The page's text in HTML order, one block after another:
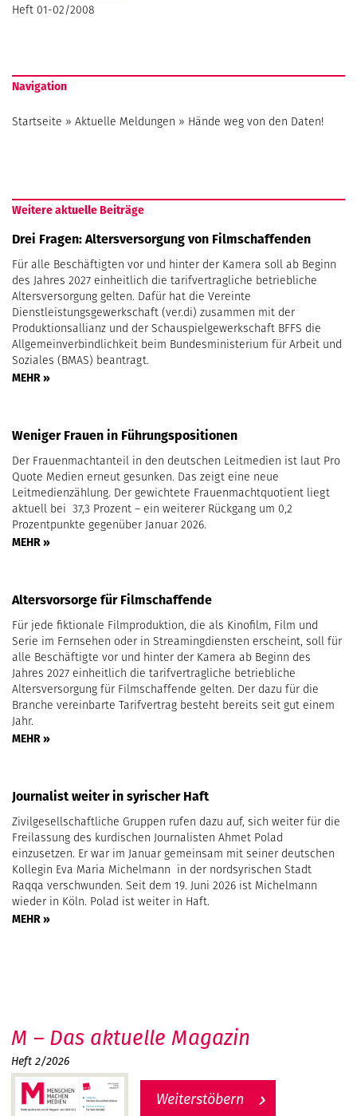
Heft 01-02/2008
Navigation
Startseite » Aktuelle Meldungen » Hände weg von den Daten!
Weitere aktuelle Beiträge
Drei Fragen: Altersversorgung von Filmschaffenden
Für alle Beschäftigten vor und hinter der Kamera soll ab Beginn
des Jahres 2027 einheitlich die tarifvertragliche betriebliche
Altersversorgung gelten. Dafür hat die Vereinte
Dienstleistungsgewerkschaft (ver.di) zusammen mit der
Produktionsallianz und der Schauspielgewerkschaft BFFS die
Allgemeinverbindlichkeit beim Bundesministerium für Arbeit und
Soziales (BMAS) beantragt.
MEHR »
Weniger Frauen in Führungspositionen
Der Frauenmachtanteil in den deutschen Leitmedien ist laut Pro
Quote Medien erneut gesunken. Das zeigt eine neue
Leitmedienzählung. Der gewichtete Frauenmachtquotient liegt
aktuell bei 37,3 Prozent – ein weiterer Rückgang um 0,2
Prozentpunkte gegenüber Januar 2026.
MEHR »
Altersvorsorge für Filmschaffende
Für jede fiktionale Filmproduktion, die als Kinofilm, Film und
Serie im Fernsehen oder in Streamingdiensten erscheint, soll für
alle Beschäftigte vor und hinter der Kamera ab Beginn des
Jahres 2027 einheitlich die tarifvertragliche betriebliche
Altersversorgung für Filmschaffende gelten. Der dazu für die
Branche vereinbarte Tarifvertrag besteht bereits seit gut einem
Jahr.
MEHR »
Journalist weiter in syrischer Haft
Zivilgesellschaftliche Gruppen rufen dazu auf, sich weiter für die
Freilassung des kurdischen Journalisten Ahmet Polad
einzusetzen. Er war im Januar gemeinsam mit seiner deutschen
Kollegin Eva Maria Michelmann in der nordsyrischen Stadt
Raqqa verschwunden. Seit dem 19. Juni 2026 ist Michelmann
wieder in Köln. Polad ist weiter in Haft.
MEHR »
M – Das aktuelle Magazin
Heft 2/2026
Weiterstöbern